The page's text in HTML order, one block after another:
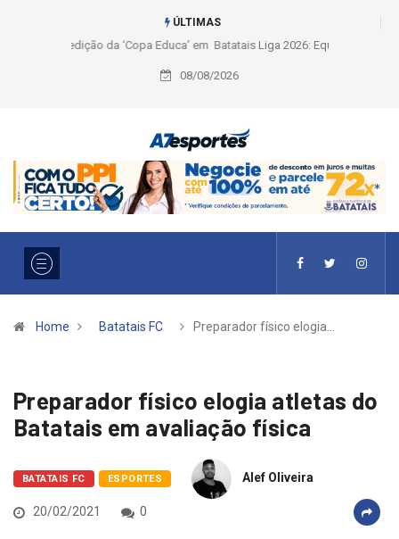
ÚLTIMAS
Liga 2026: Equipes rompem com a LABE na Série Ouro e entidade define
a 2° fase, times e formato
08/08/2026
Home Batatais FC Preparador físico elogia…
Preparador físico elogia atletas do
Batatais em avaliação física
BATATAIS FC ESPORTES Alef Oliveira
20/02/2021 0